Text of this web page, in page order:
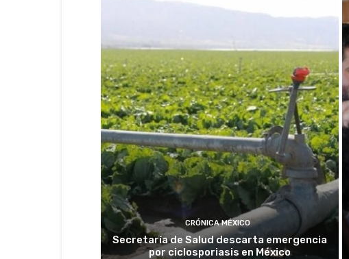
CRÓNICA MÉXICO
Secretaría de Salud descarta emergencia
por ciclosporiasis en México